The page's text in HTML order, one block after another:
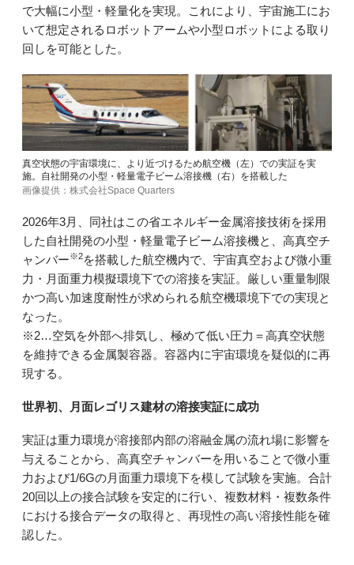
で大幅に小型・軽量化を実現。これにより、宇宙施工にお
いて想定されるロボットアームや小型ロボットによる取り
回しを可能とした。
真空状態の宇宙環境に、より近づけるため航空機（左）での実証を実
施。自社開発の小型・軽量電子ビーム溶接機（右）を搭載した
画像提供：株式会社Space Quarters
2026年3月、同社はこの省エネルギー金属溶接技術を採用
した自社開発の小型・軽量電子ビーム溶接機と、高真空チ
ャンバー※2を搭載した航空機内で、宇宙真空および微小重
力・月面重力模擬環境下での溶接を実証。厳しい重量制限
かつ高い加速度耐性が求められる航空機環境下での実現と
なった。
※2…空気を外部へ排気し、極めて低い圧力＝高真空状態
を維持できる金属製容器。容器内に宇宙環境を疑似的に再
現する。
世界初、月面レゴリス建材の溶接実証に成功
実証は重力環境が溶接部内部の溶融金属の流れ場に影響を
与えることから、高真空チャンバーを用いることで微小重
力および1/6Gの月面重力環境下を模して試験を実施。合計
20回以上の接合試験を安定的に行い、複数材料・複数条件
における接合データの取得と、再現性の高い溶接性能を確
認した。